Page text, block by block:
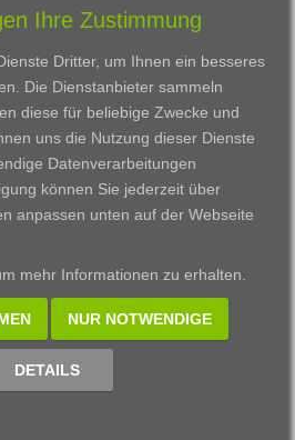
Bildungsangebot
Ausbildung
Ihre Zustimmung
Dritter, um Ihnen ein besseres
Die Dienstanbieter sammeln
diese für beliebige Zwecke und
uns die Nutzung dieser Dienste
Datenverarbeitungen
können Sie jederzeit über
anpassen unten auf der Webseite
mehr Informationen zu erhalten.
NUR NOTWENDIGE
DETAILS